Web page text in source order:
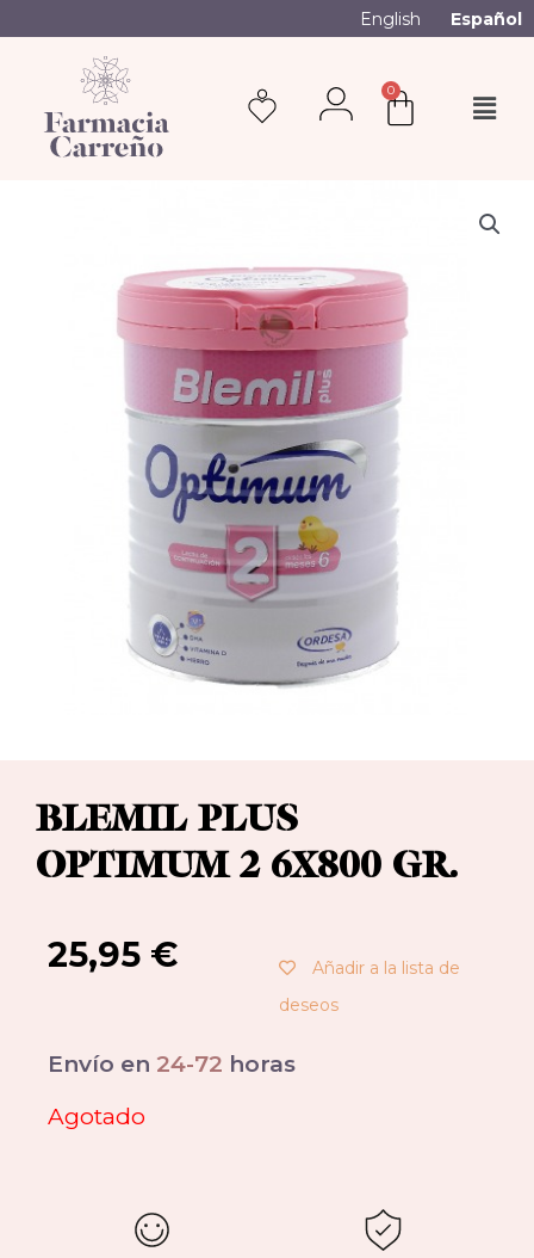
English Español
0
BLEMIL PLUS
OPTIMUM 2 6X800 GR.
25,95 €
Añadir a la lista de
deseos
Envío en 24-72 horas
Agotado